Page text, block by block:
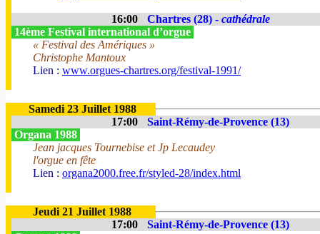
16:00 Chartres (28) - cathédrale
14ème Festival international d’orgue
« Festival des Amériques »
Christophe Mantoux
Lien : www.orgues-chartres.org/festival-1991/
Samedi 23 Juillet 1988
17:00
Saint-Rémy-de-Provence (13)
Organa 1988
Jean jacques Tournebise et Jp Lecaudey
l'orgue en fête
Lien : organa2000.free.fr/styled-28/index.html
Jeudi 21 Juillet 1988
17:00
Saint-Rémy-de-Provence (13)